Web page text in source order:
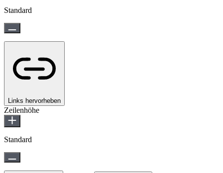
Standard
Links hervorheben
Zeilenhöhe
Standard